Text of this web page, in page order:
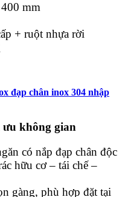
mm
+ ruột nhựa rời
đạp chân inox 304 nhập
không gian
có nắp đạp chân độc
hữu cơ – tái chế –
gàng, phù hợp đặt tại